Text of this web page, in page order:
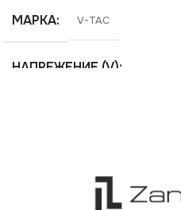
МАРКА V-TAC
НАПРЕЖЕНИЕ (V)